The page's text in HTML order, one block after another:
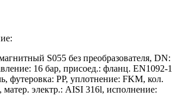
S055 без преобразователя, DN:
16 бар, присоед.: фланц. EN1092-1
футеровка: PP, уплотнение: FKM, кол.
матер. электр.: AISI 316l, исполнение: